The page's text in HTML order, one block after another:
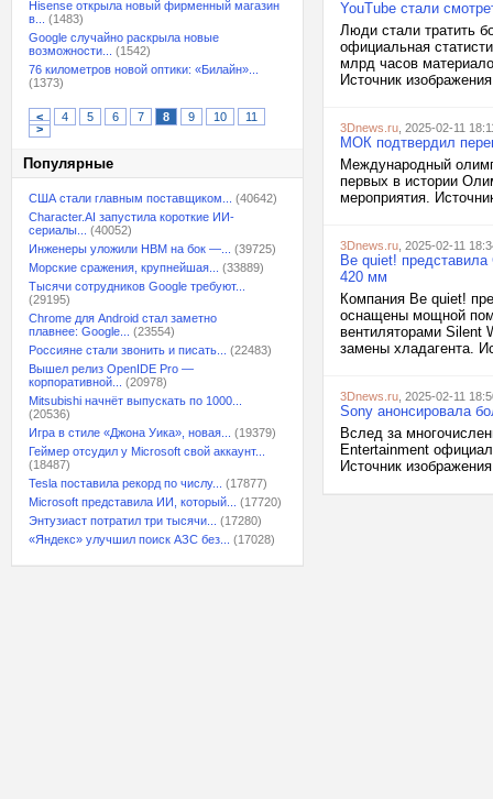
Hisense открыла новый фирменный магазин
в...
(1483)
Google случайно раскрыла новые
возможности...
(1542)
76 километров новой оптики: «Билайн»...
(1373)
< 4 5 6 7 8 9 10
11
>
Популярные
США стали главным поставщиком...
(40642)
Character.AI запустила короткие ИИ-
сериалы...
(40052)
Инженеры уложили HBM на бок —...
(39725)
Морские сражения, крупнейшая...
(33889)
Тысячи сотрудников Google требуют...
(29195)
Chrome для Android стал заметно
плавнее: Google...
(23554)
Россияне стали звонить и писать...
(22483)
Вышел релиз OpenIDE Pro —
корпоративной...
(20978)
Mitsubishi начнёт выпускать по 1000...
(20536)
Игра в стиле «Джона Уика», новая...
(19379)
Геймер отсудил у Microsoft свой аккаунт...
(18487)
Tesla поставила рекорд по числу...
(17877)
Microsoft представила ИИ, который...
(17720)
Энтузиаст потратил три тысячи...
(17280)
«Яндекс» улучшил поиск АЗС без...
(17028)
YouTube стали
Люди стали тратить
официальная
млрд часов
Источник
3Dnews.ru , 2025-02-11
МОК подтвердил
Международный
первых в истории
мероприятия.
3Dnews.ru , 2025-02-11
Be quiet!
420 мм
Компания Be quiet!
оснащены мощной
вентиляторами Silent
замены хладагента.
3Dnews.ru , 2025-02-11
Sony анонсировала
Вслед за
Entertainment
Источник